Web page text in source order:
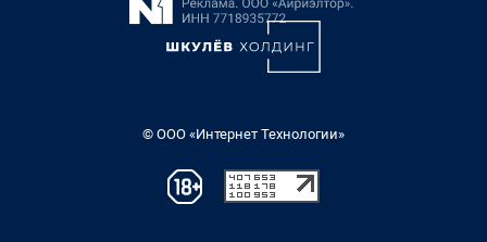
© ООО «Интернет Технологии»